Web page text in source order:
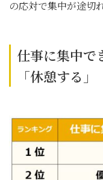
の応対で集中が途切
仕事に集中で
「休憩する」